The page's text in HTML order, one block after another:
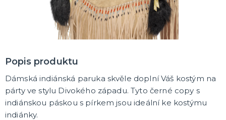
Rozlučkové korunky a závoje
Balónky na rozlučku
Brýle na rozlučku
Dárkové rozlučkové tašky
Fotokoutek na rozlučku
Girlandy na rozlučku
Konfety na rozlučku
Rozlučkové podvazky a placky
Závěsné dekorace na rozlučku
Doplňky pro budoucí nevěstu
Doplňky pro družičky
Doplňky pro budoucího ženicha
Doplňky pro mládence
Rozlučkové hry
DALŠÍ KATEGORIE
NOVINKY !
Nové kostýmy a doplňky
Popis produktu
Dámská indiánská paruka skvěle doplní Váš kostým na
párty ve stylu Divokého západu. Tyto černé copy s
indiánskou páskou s pírkem jsou ideální ke kostýmu
indiánky.